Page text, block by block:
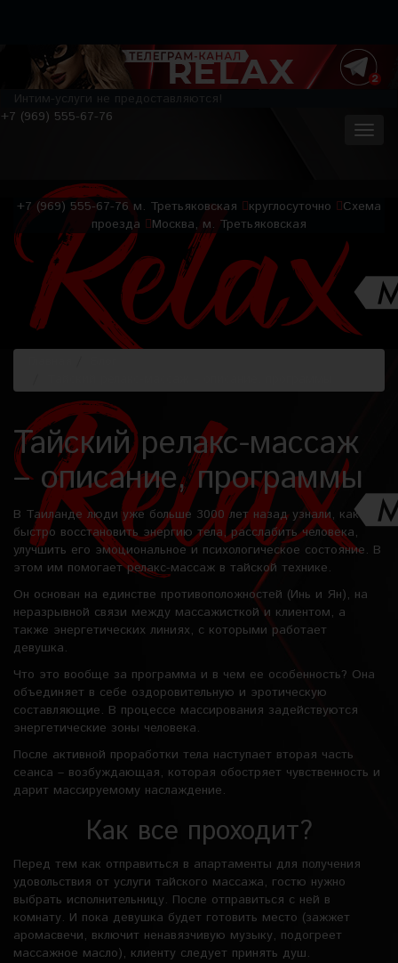
Интим-услуги не предоставляются!
+7 (969) 555-67-76
+7 (969) 555-67-76 м. Третьяковская круглосуточно
Схема
проезда
Москва, м. Третьяковская
Тайский релакс-массаж
– описание, программы
В Таиланде люди уже больше 3000 лет назад узнали, как
быстро восстановить энергию тела, расслабить человека,
улучшить его эмоциональное и психологическое состояние. В
этом им помогает релакс-массаж в тайской технике.
Он основан на единстве противоположностей (Инь и Ян), на
неразрывной связи между массажисткой и клиентом, а
также энергетических линиях, с которыми работает
девушка.
Что это вообще за программа и в чем ее особенность? Она
объединяет в себе оздоровительную и эротическую
составляющие. В процессе массирования задействуются
энергетические зоны человека.
После активной проработки тела наступает вторая часть
сеанса – возбуждающая, которая обостряет чувственность и
дарит массируемому наслаждение.
Как все проходит?
Перед тем как отправиться в апартаменты для получения
удовольствия от услуги тайского массажа, гостю нужно
выбрать исполнительницу. После отправиться с ней в
комнату. И пока девушка будет готовить место (зажжет
аромасвечи, включит ненавязчивую музыку, подогреет
массажное масло), клиенту следует принять душ.